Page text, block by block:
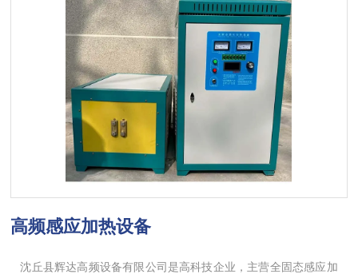
高频感应加热设备
沈丘县辉达高频设备有限公司是高科技企业，主营全固态感应加